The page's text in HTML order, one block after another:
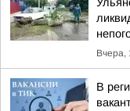
Вчера,
В